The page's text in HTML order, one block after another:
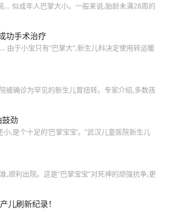
似成年人巴掌大小。一般来说,胎龄未满28周的
功手术治疗
由于小宝只有“巴掌大”,新生儿科决定使用转运暖
被确诊为罕见的新生儿胃扭转。专家介绍,多数孩
劲
,是个十足的‘巴掌宝宝’。”武汉儿童医院新生儿
,顺利出院。这是“巴掌宝宝”对死神的顽强抗争,更
儿刷新纪录！